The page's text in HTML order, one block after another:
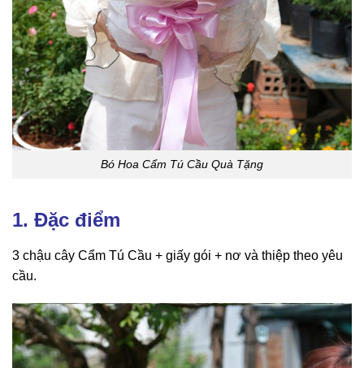
Bó Hoa Cẩm Tú Cầu Quà Tặng
1. Đặc điểm
3 chậu cây Cẩm Tú Cầu + giấy gói + nơ và thiệp theo yêu
cầu.